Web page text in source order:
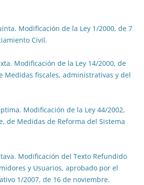
Modificación de la Ley 1/2000, de 7
Civil.
Modificación de la Ley 14/2000, de
Medidas fiscales, administrativas y del
Modificación de la Ley 44/2002,
de Medidas de Reforma del Sistema
Modificación del Texto Refundido
y Usuarios, aprobado por el
1/2007, de 16 de noviembre.